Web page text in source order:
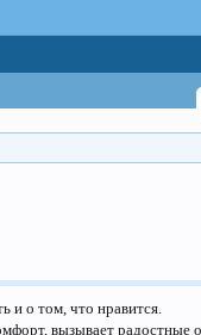
и о том, что нравится.
вызывает